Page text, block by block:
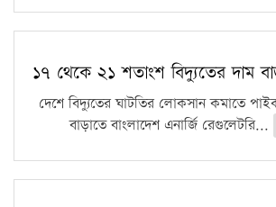
১৭ থেকে ২১ শতাংশ বিদ্যুতের দাম
দেশে বিদ্যুতের ঘাটতির লোকসান কমাতে
বাড়াতে বাংলাদেশ এনার্জি রেগুলেটরি...